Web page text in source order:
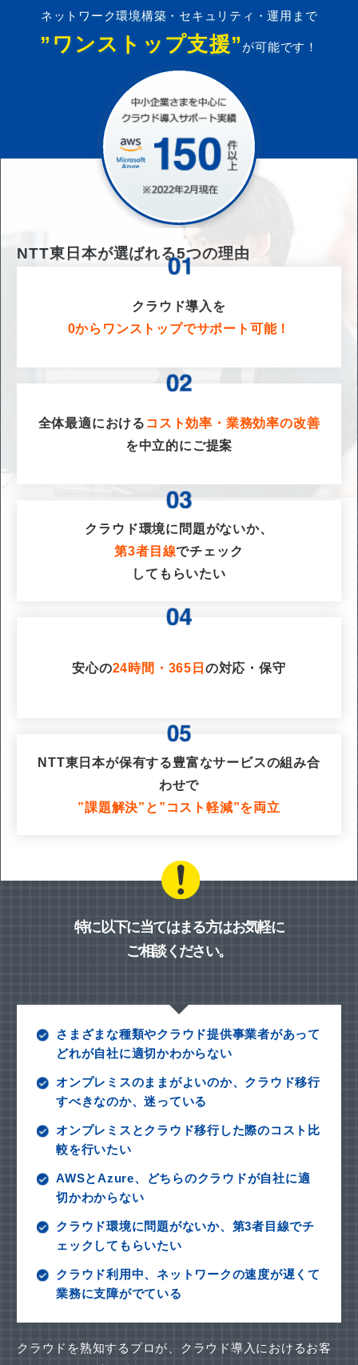
ネットワーク環境構築・セキュリティ・運用まで
”ワンストップ支援” が可能です！
NTT東日本が選ばれる5つの理由
クラウド導入を
0からワンストップでサポート可能！
全体最適における コスト効率・業務効率の改善
を中立的にご提案
クラウド環境に問題がないか、
第3者目線でチェック
してもらいたい
安心の24時間・365日 の対応・保守
NTT東日本が保有する豊富なサービスの組み合
わせで
”課題解決”と”コスト軽減”を両立
特に以下に当てはまる方はお気軽に
ご相談ください。
さまざまな種類やクラウド提供事業者があって
どれが自社に適切かわからない
オンプレミスのままがよいのか、クラウド移行
すべきなのか、迷っている
オンプレミスとクラウド移行した際のコスト比
較を行いたい
AWSとAzure、どちらのクラウドが自社に適
切かわからない
クラウド環境に問題がないか、第3者目線でチ
ェックしてもらいたい
クラウド利用中、ネットワークの速度が遅くて
業務に支障がでている
クラウドを熟知するプロが、クラウド導入におけるお客